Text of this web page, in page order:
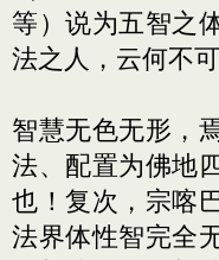
等）说为五智之
法之人，云何不
智慧无色无形，
法、配置为佛地
也！复次，宗喀
法界体性智完全